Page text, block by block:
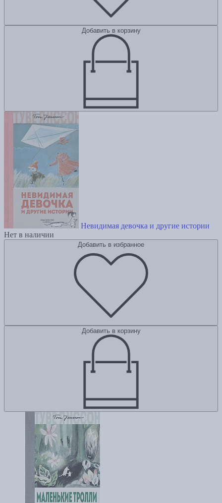
Добавить в корзину
Невидимая девочка и другие истории
Нет в наличии
Добавить в избранное
Добавить в корзину